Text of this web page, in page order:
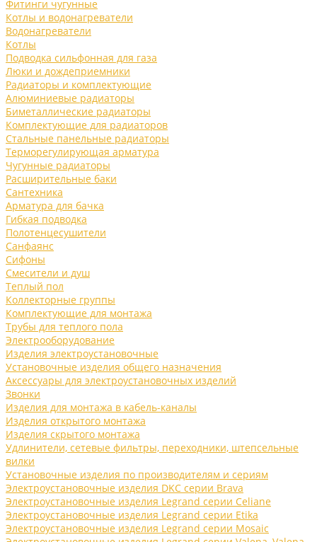
Фитинги чугунные
Котлы и водонагреватели
Водонагреватели
Котлы
Подводка сильфонная для газа
Люки и дождеприемники
Радиаторы и комплектующие
Алюминиевые радиаторы
Биметаллические радиаторы
Комплектующие для радиаторов
Стальные панельные радиаторы
Терморегулирующая арматура
Чугунные радиаторы
Расширительные баки
Сантехника
Арматура для бачка
Гибкая подводка
Полотенцесушители
Санфаянс
Сифоны
Смесители и душ
Теплый пол
Коллекторные группы
Комплектующие для монтажа
Трубы для теплого пола
Электрооборудование
Изделия электроустановочные
Установочные изделия общего назначения
Аксессуары для электроустановочных изделий
Звонки
Изделия для монтажа в кабель-каналы
Изделия открытого монтажа
Изделия скрытого монтажа
Удлинители, сетевые фильтры, переходники, штепсельные
вилки
Установочные изделия по производителям и сериям
Электроустановочные изделия DKC серии Brava
Электроустановочные изделия Legrand серии Celiane
Электроустановочные изделия Legrand серии Etika
Электроустановочные изделия Legrand серии Mosaic